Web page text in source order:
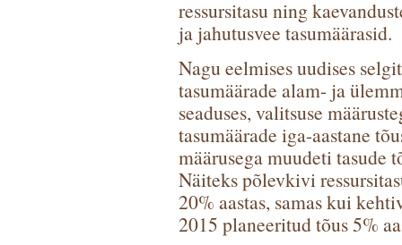
ressursitasu ning
ja jahutusvee tasumäärasid.
Nagu eelmises uudises
tasumäärade alam- ja
seaduses, valitsuse
tasumäärade iga-aastane
määrusega muudeti tasude
Näiteks põlevkivi
20% aastas, samas kui
2015 planeeritud tõus 5%